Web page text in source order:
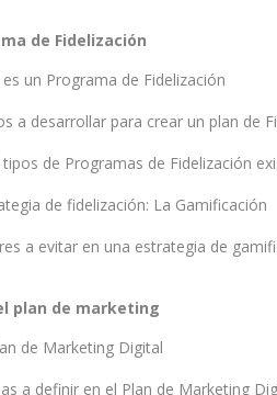
de Fidelización
es un Programa de Fidelización
a desarrollar para crear un plan de
tipos de Programas de Fidelización
de fidelización: La Gamificación
a evitar en una estrategia de
plan de marketing
de Marketing Digital
a definir en el Plan de Marketing